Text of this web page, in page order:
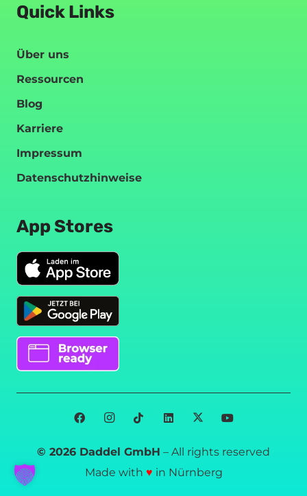
Quick Links
Über uns
Ressourcen
Blog
Karriere
Impressum
Datenschutzhinweise
App Stores
© 2026 Daddel GmbH – All rights reserved
Made with ♥ in Nürnberg